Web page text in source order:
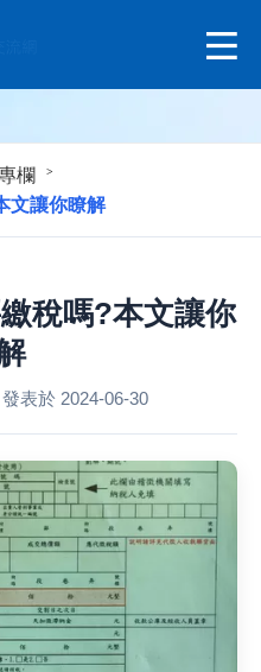
欄
文讓你瞭解
稅嗎?本文讓你
發表於 2024-06-30